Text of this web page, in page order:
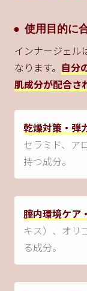
使用目的に
インナージェル
なります。 自分
肌成分が配合さ
乾燥対策・弾
セラミド、ア
持つ成分。
腟内環境ケア
キス）、オリ
る成分。